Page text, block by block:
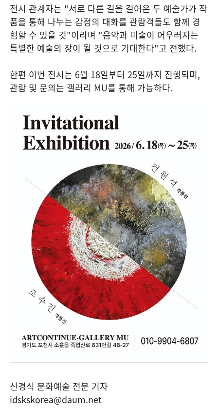
전시 관계자는 "서로 다른 길을 걸어온 두 예술가가 작
품을 통해 나누는 감정의 대화를 관람객들도 함께 경
험할 수 있을 것"이라며 "음악과 미술이 어우러지는
특별한 예술의 장이 될 것으로 기대한다"고 전했다.
한편 이번 전시는 6월 18일부터 25일까지 진행되며,
관람 및 문의는 갤러리 MU를 통해 가능하다.
신경식 문화예술 전문 기자
idskskorea@daum.net